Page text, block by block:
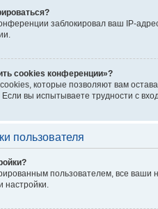
заблокировал ваш IP-
cookies конференции»?
которые позволяют вам
вы испытываете трудности с
пользователя
пользователем, все
настройки.